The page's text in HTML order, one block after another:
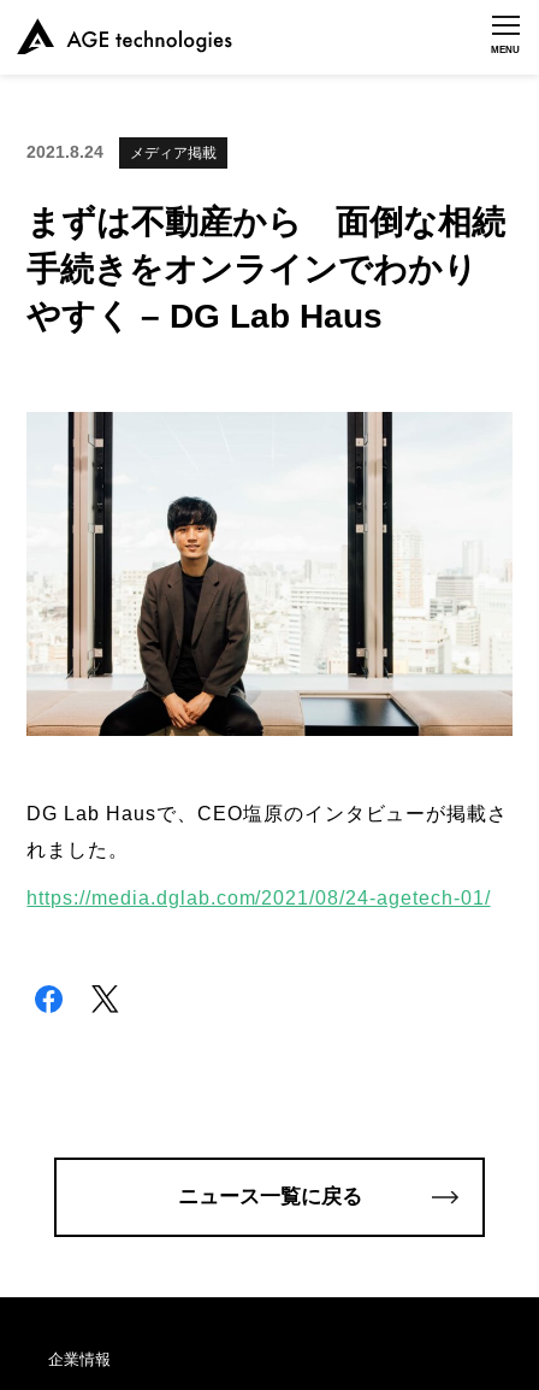
MENU
2021.8.24 メディア掲載
まずは不動産から 面倒な相続
手続きをオンラインでわかり
やすく – DG Lab Haus
DG Lab Hausで、CEO塩原のインタビューが掲載さ
れました。
https://media.dglab.com/2021/08/24-agetech-01/
ニュース一覧に戻る
企業情報